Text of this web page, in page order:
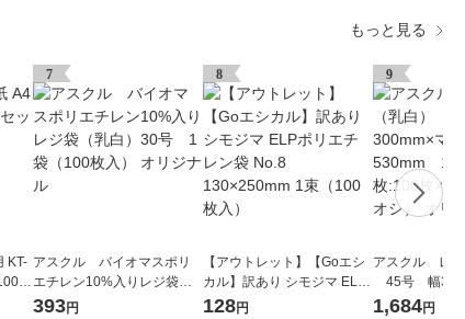
もっと見る
KT-
枚
7
アスクル バイオマスポリ
エチレン10%入りレジ袋
（乳白）30号 1袋（100枚
393円
8
【アウトレット】【Goエシ
カル】訳あり シモジマ ELP
ポリエチレン袋 No.8 130×2
128円
9
アスクル レジ
45号 幅
mm×縦
1,684円